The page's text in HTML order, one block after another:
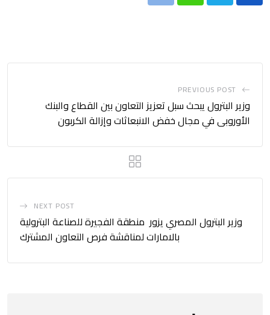
PREVIOUS POST
وزير البترول يبحث سبل تعزيز التعاون بين القطاع والبنك
الأوروبى في مجال خفض الانبعاثات وإزالة الكربون
NEXT POST
وزير البترول المصري يزور منطقة الفجيرة للصناعة البترولية
بالامارات لمناقشة فرص التعاون المشترك